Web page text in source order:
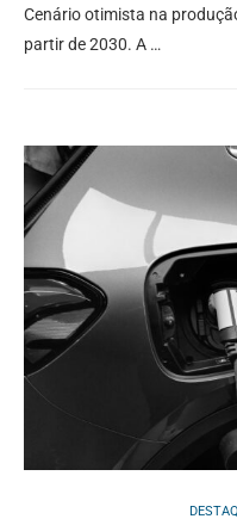
Cenário otimista na
partir de 2030. A …